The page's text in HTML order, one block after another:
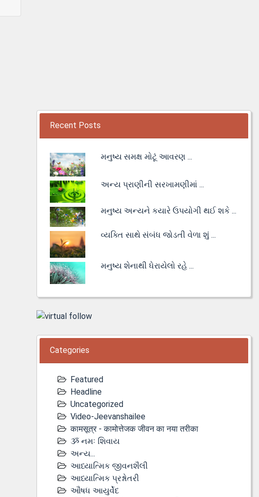
Recent Posts
મનુષ્ય સમક્ષ મોટૂં આવરણ ...
અન્ય પ્રાણીની સરખામણીમાં ...
મનુષ્ય અન્યને કયારે ઉપયોગી થઈ શકે ...
વ્યક્તિ સાથે સંબંધ જોડતી વેળા શું ...
મનુષ્ય શેનાથી ધેરાયેલો રહે ...
Categories
Featured
Headline
Uncategorized
Video-Jeevanshailee
कामसूत्र - कामोत्तेजक जीवन का नया तरीका
ૐ નમઃ શિવાય
અન્ય...
આધ્યાત્મિક જીવનશૈલી
આધ્યાત્મિક પ્રશ્નોતરી
ઔષધ આયુર્વેદ